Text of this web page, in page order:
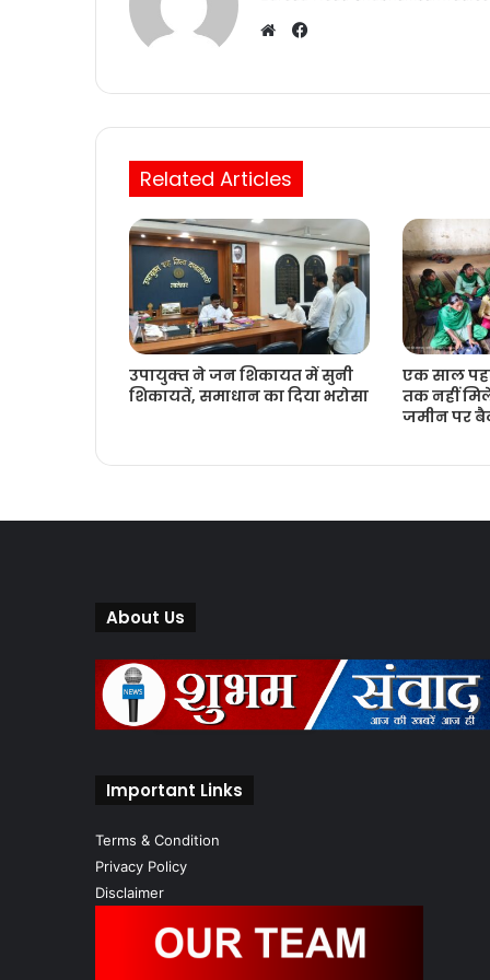
Facebook
Related Articles
उपायुक्‍त ने जन शिकायत में सुनी
शिकायतें, समाधान का दिया भरोसा
एक साल
तक नहीं
जमीन पर
About Us
Important Links
Terms & Condition
Privacy Policy
Disclaimer